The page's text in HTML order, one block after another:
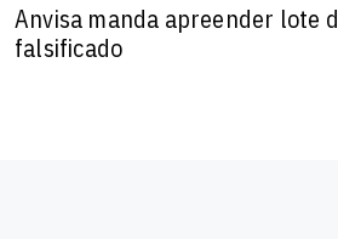
Anvisa manda apreender lote
falsificado